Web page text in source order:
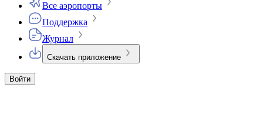
Все аэропорты
Поддержка
Журнал
Скачать приложение
Войти